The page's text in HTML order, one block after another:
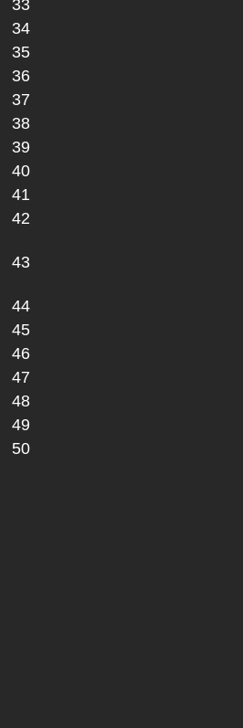
33
34
35
36
37
38
39
40
41
42
43
44
45
46
47
48
49
50